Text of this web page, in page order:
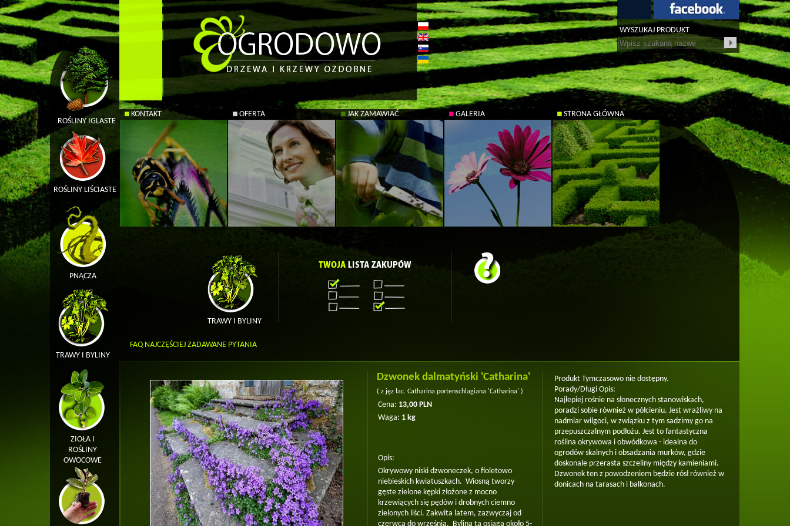
WYSZUKAJ PRODUKT
KONTAKT OFERTA JAK ZAMAWIAĆ GALERIA
STRONA GŁÓWNA
ROŚLINY IGLASTE
ROŚLINY LIŚCIASTE
PNĄCZA
TRAWY I BYLINY
ZIOŁA I
ROŚLINY
OWOCOWE
TRAWY I BYLINY
FAQ NAJCZĘŚCIEJ ZADAWANE PYTANIA
Dzwonek dalmatyński 'Catharina'
( z jęz łac. Catharina portenschlagiana 'Catharina' )
Cena: 13,00 PLN
Waga: 1 kg
Opis:
Okrywowy niski dzwoneczek, o fioletowo
niebieskich kwiatuszkach. Wiosną tworzy
gęste zielone kępki złożone z mocno
krzewiących się pędów i drobnych ciemno
zielonych liści. Zakwita latem, zazwyczaj od
czerwca do września. Bylina ta osiąga około 5-
Produkt Tymczasowo nie dostępny.
Porady/Długi Opis:
Najlepiej rośnie na słonecznych stanowiskach,
poradzi sobie również w półcieniu. Jest wrażliwy na
nadmiar wilgoci, w związku z tym sadzimy go na
przepuszczalnym podłożu. Jest to fantastyczna
roślina okrywowa i obwódkowa - idealna do
ogrodów skalnych i obsadzania murków, gdzie
doskonale przerasta szczeliny między kamieniami.
Dzwonek ten z powodzeniem będzie rósł również w
donicach na tarasach i balkonach.